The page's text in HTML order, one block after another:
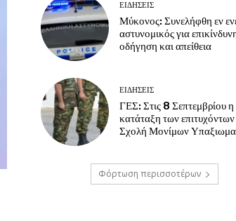
ΕΙΔΗΣΕΙΣ
Μύκονος: Συνελήφθη εν
αστυνομικός για
οδήγηση και απείθεια
ΕΙΔΗΣΕΙΣ
ΓΕΣ: Στις 8 Σεπτεμβρίου η
κατάταξη των
Σχολή Μονίμων
Φόρτωση περισσοτέρων